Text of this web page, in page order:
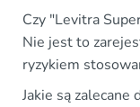
Czy "Levitra
Nie jest to
ryzykiem
Jakie są